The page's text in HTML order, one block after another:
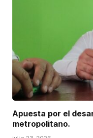
Apuesta por el
metropolitano.